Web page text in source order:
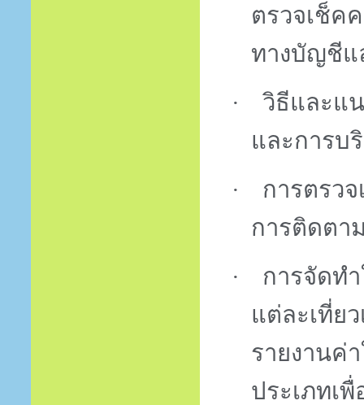
ตรวจเช็ค
ทางบัญชีแ
·
วิธีและแ
และการบ
·
การตรว
การติดตา
·
การจัดท
แต่ละเที่ย
รายงานค่
ประเภทเ